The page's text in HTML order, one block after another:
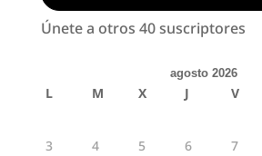
Únete a otros 40 suscriptores
agosto 2026
L M X J V
3
4 5 6 7